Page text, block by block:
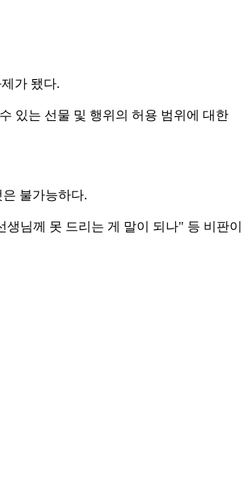
가 됐다.
있는 선물 및 행위의 허용 범위에 대한
불가능하다.
님께 못 드리는 게 말이 되나" 등 비판이